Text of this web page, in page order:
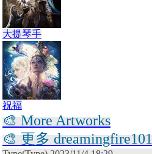
大提琴手
祝福
🎨 More Artworks
🎨 更多